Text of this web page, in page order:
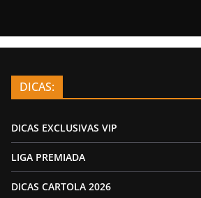
DICAS:
DICAS EXCLUSIVAS VIP
LIGA PREMIADA
DICAS CARTOLA 2026